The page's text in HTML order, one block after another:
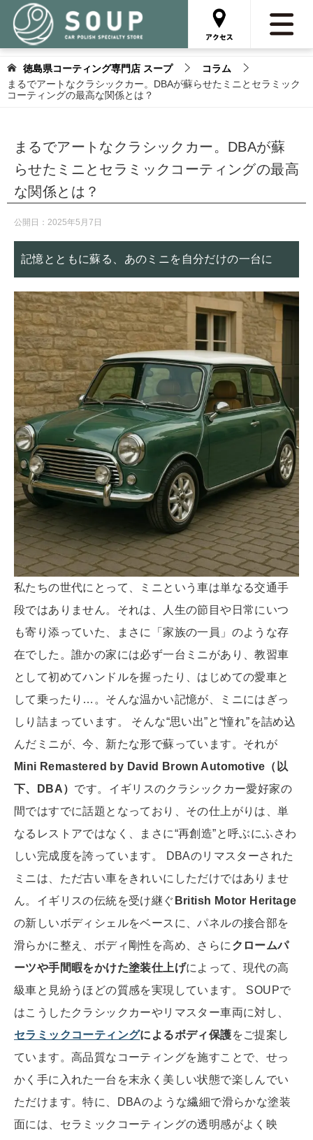
徳島県コーティング専門店 スープ
コラム
まるでアートなクラシックカー。DBAが蘇らせたミニとセラミック
コーティングの最高な関係とは？
まるでアートなクラシックカー。DBAが蘇
らせたミニとセラミックコーティングの最高
な関係とは？
公開日： 2025年5月7日
記憶とともに蘇る、あのミニを自分だけの一台に
私たちの世代にとって、ミニという車は単なる交通手
段ではありません。それは、人生の節目や日常にいつ
も寄り添っていた、まさに「家族の一員」のような存
在でした。誰かの家には必ず一台ミニがあり、教習車
として初めてハンドルを握ったり、はじめての愛車と
して乗ったり…。そんな温かい記憶が、ミニにはぎっ
しり詰まっています。 そんな“思い出”と“憧れ”を詰め込
んだミニが、今、新たな形で蘇っています。それが
Mini Remastered by David Brown Automotive（以
下、DBA） です。イギリスのクラシックカー愛好家の
間ではすでに話題となっており、その仕上がりは、単
なるレストアではなく、まさに“再創造”と呼ぶにふさわ
しい完成度を誇っています。 DBAのリマスターされた
ミニは、ただ古い車をきれいにしただけではありませ
ん。イギリスの伝統を受け継ぐ British Motor Heritage
の新しいボディシェルをベースに、パネルの接合部を
滑らかに整え、ボディ剛性を高め、さらに クロームパ
ーツや手間暇をかけた塗装仕上げによって、現代の高
級車と見紛うほどの質感を実現しています。 SOUPで
はこうしたクラシックカーやリマスター車両に対し、
セラミックコーティングによるボディ保護をご提案し
ています。高品質なコーティングを施すことで、せっ
かく手に入れた一台を末永く美しい状態で楽しんでい
ただけます。特に、DBAのような繊細で滑らかな塗装
面には、セラミックコーティングの透明感がよく映